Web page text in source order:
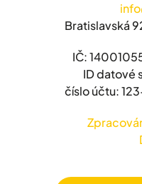
Bratislavská
IČ:
ID datové
číslo účtu: